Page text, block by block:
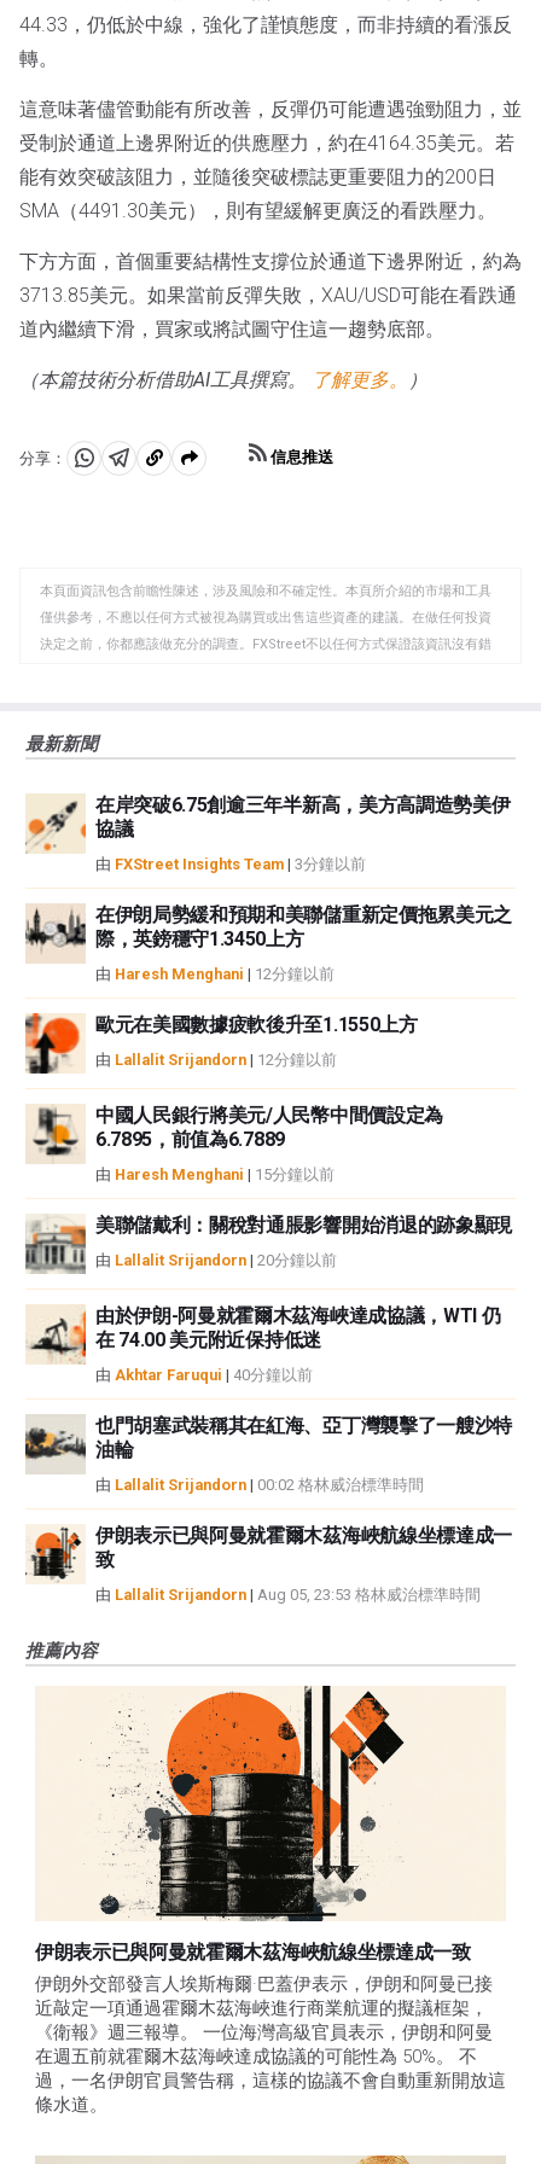
44.33，仍低於中線，強化了謹慎態度，而非持續的看漲反
轉。
這意味著儘管動能有所改善，反彈仍可能遭遇強勁阻力，並
受制於通道上邊界附近的供應壓力，約在4164.35美元。若
能有效突破該阻力，並隨後突破標誌更重要阻力的200日
SMA（4491.30美元），則有望緩解更廣泛的看跌壓力。
下方方面，首個重要結構性支撐位於通道下邊界附近，約為
3713.85美元。如果當前反彈失敗，XAU/USD可能在看跌通
道內繼續下滑，買家或將試圖守住這一趨勢底部。
（本篇技術分析借助AI工具撰寫。 了解更多。 ）
分享：
分 分 複
板
信息推送
本頁面資訊包含前瞻性陳述，涉及風險和不確定性。本頁所介紹的市場和工具
僅供參考，不應以任何方式被視為購買或出售這些資產的建議。在做任何投資
決定之前，你都應該做充分的調查。FXStreet不以任何方式保證該資訊沒有錯
觀點，並不代表FXStreet或其廣告商的官方政策或立場。作者不對本頁連結的
如果文章正文中沒有明確提到，在撰寫本文時，作者在本文中提到的任何股票
中都沒有頭寸，也沒有與文中提到的任何公司有業務關係。除了FXStreet，作
者沒有收到撰寫這篇文章的報酬。
性不作任何陳述。FXStreet和作者將不承擔任何錯誤，遺漏或任何損失，傷害
或損害由此資訊及其顯示或使用引起的。錯誤和遺漏除外。本文作者和
FXStreet並非註冊投資顧問，本文內容無意提供任何投資建議。
最新新聞
在岸突破6.75創逾三年半新高，美方高調造勢美伊
協議
由 FXStreet Insights Team | 3分鐘以前
在伊朗局勢緩和預期和美聯儲重新定價拖累美元之
際，英鎊穩守1.3450上方
由 Haresh Menghani | 12分鐘以前
歐元在美國數據疲軟後升至1.1550上方
由 Lallalit Srijandorn | 12分鐘以前
中國人民銀行將美元/人民幣中間價設定為
6.7895，前值為6.7889
由 Haresh Menghani | 15分鐘以前
美聯儲戴利：關稅對通脹影響開始消退的跡象顯現
由 Lallalit Srijandorn | 20分鐘以前
由於伊朗-阿曼就霍爾木茲海峽達成協議，WTI 仍
在 74.00 美元附近保持低迷
由 Akhtar Faruqui | 40分鐘以前
也門胡塞武裝稱其在紅海、亞丁灣襲擊了一艘沙特
油輪
由 Lallalit Srijandorn | 00:02 格林威治標準時間
伊朗表示已與阿曼就霍爾木茲海峽航線坐標達成一
致
由 Lallalit Srijandorn | Aug 05, 23:53 格林威治標準時間
推薦內容
伊朗表示已與阿曼就霍爾木茲海峽航線坐標達成一致
伊朗外交部發言人埃斯梅爾·巴蓋伊表示，伊朗和阿曼已接
近敲定一項通過霍爾木茲海峽進行商業航運的擬議框架，
《衛報》週三報導。 一位海灣高級官員表示，伊朗和阿曼
在週五前就霍爾木茲海峽達成協議的可能性為 50%。 不
過，一名伊朗官員警告稱，這樣的協議不會自動重新開放這
條水道。